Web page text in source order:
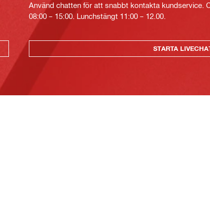
Använd chatten för att snabbt kontakta kundservice.
08:00 – 15:00. Lunchstängt 11:00 – 12.00.
STARTA